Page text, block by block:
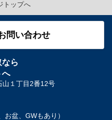
トップへ
問い合わせ
ら
へ
山１丁目2番12号
お盆、GWもあり）